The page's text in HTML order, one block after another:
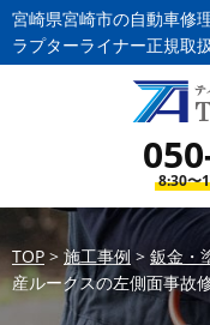
宮崎県宮崎市の自動車修
ラプターライナー正規取
8:30〜
TOP > 施工事例 > 鈑金・
産ルークスの左側面事故